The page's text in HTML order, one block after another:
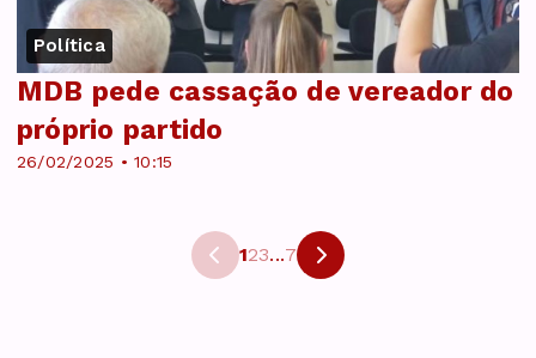
Política
26/02/2025 • 10:15
MDB pede cassação de vereador do
próprio partido
123...7